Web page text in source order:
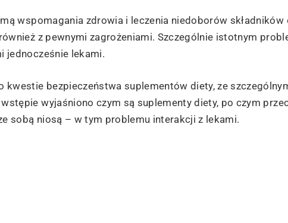
wspomagania zdrowia i leczenia niedoborów składników
z pewnymi zagrożeniami. Szczególnie istotnym
jednocześnie lekami.
kwestie bezpieczeństwa suplementów diety, ze
wyjaśniono czym są suplementy diety, po czym
sobą niosą – w tym problemu interakcji z lekami.